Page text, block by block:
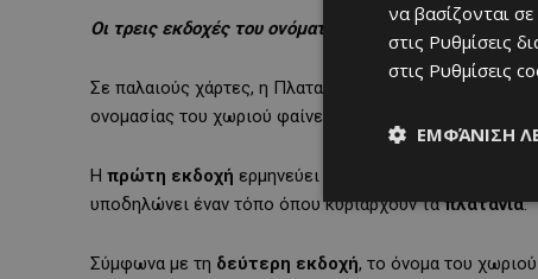
Οι τρεις εκδοχές του ονόματος της Πλατανιστάσας
Σε παλαιούς χάρτες, η Πλατανιστάσα καταγράφεται
ονομασίας του χωριού φαίνεται να έχει τρεις εκδοχές.
Η πρώτη εκδοχή ερμηνεύει το όνομα ως φυτώνυμο,
υποδηλώνει έναν τόπο όπου κυριαρχούν ταπλατάνια.
Σύμφωνα με τη δεύτερη εκδοχή, το όνομα του
να βασίζονται
στις Ρυθμίσεις
στις Ρυθμίσεις
ΕΜΦΆΝΙΣΗ